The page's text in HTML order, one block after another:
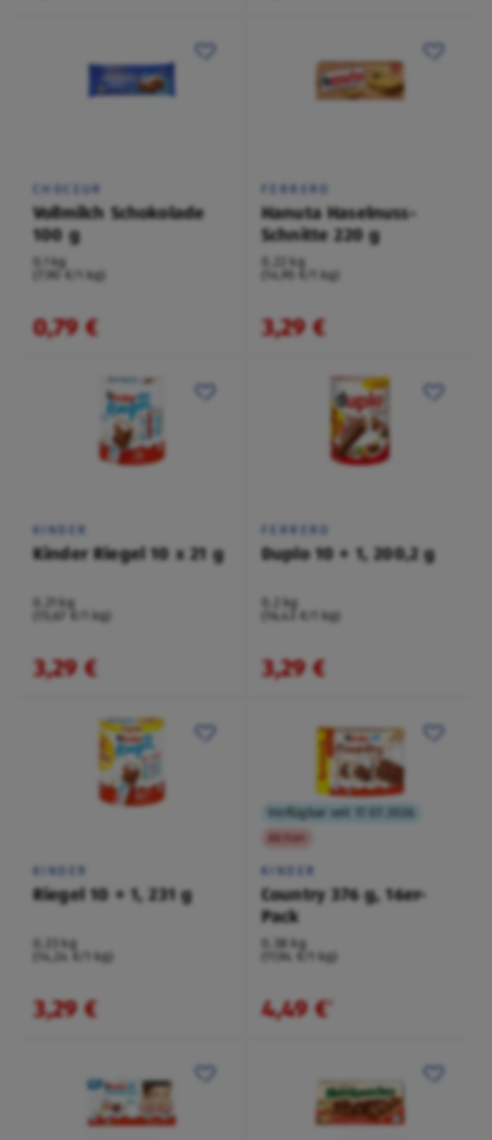
CHOCEUR
Vollmilch Schokolade
100 g
0,1 kg
(7,90 €/1 kg)
0,79 €
FERRERO
Hanuta Haselnuss-
Schnitte 220 g
0,22 kg
(14,95 €/1 kg)
3,29 €
KINDER
Kinder Riegel 10 x 21 g
0,21 kg
(15,67 €/1 kg)
3,29 €
FERRERO
Duplo 10 + 1, 200,2 g
0,2 kg
(16,43 €/1 kg)
3,29 €
KINDER
Riegel 10 + 1, 231 g
0,23 kg
(14,24 €/1 kg)
3,29 €
Verfügbar seit 17.07.2026
Aktion
KINDER
Country 376 g, 16er-
Pack
0,38 kg
(11,94 €/1 kg)
4,49 €¹